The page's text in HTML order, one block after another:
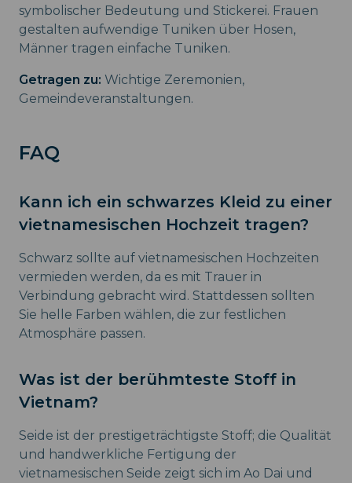
symbolischer Bedeutung und Stickerei. Frauen
gestalten aufwendige Tuniken über Hosen,
Männer tragen einfache Tuniken.
Getragen zu: Wichtige Zeremonien,
Gemeindeveranstaltungen.
FAQ
Kann ich ein schwarzes Kleid zu einer
vietnamesischen Hochzeit tragen?
Schwarz sollte auf vietnamesischen Hochzeiten
vermieden werden, da es mit Trauer in
Verbindung gebracht wird. Stattdessen sollten
Sie helle Farben wählen, die zur festlichen
Atmosphäre passen.
Was ist der berühmteste Stoff in
Vietnam?
Seide ist der prestigeträchtigste Stoff; die Qualität
und handwerkliche Fertigung der
vietnamesischen Seide zeigt sich im Ao Dai und